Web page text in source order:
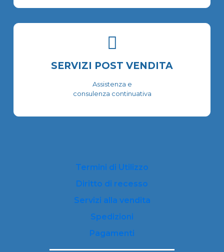
SERVIZI POST VENDITA
Assistenza e
consulenza continuativa
Termini di Utilizzo
Diritto di recesso
Servizi alla vendita
Spedizioni
Pagamenti